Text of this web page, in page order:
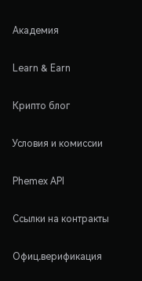
Академия
Learn & Earn
Крипто блог
Условия и комиссии
Phemex API
Ссылки на контракты
Офиц.верификация